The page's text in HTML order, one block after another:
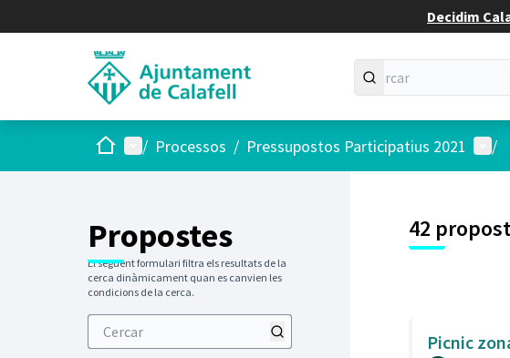
Decidim
Inici Menú principal
/ Processos / Pressupostos Participatius 2021 /
Propostes
El següent formulari filtra els resultats de la
cerca dinàmicament quan es canvien les
condicions de la cerca.
42
Picnic